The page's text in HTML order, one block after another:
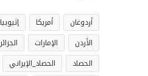
أردوغان أمريكا إثيوبيا
الأردن
الإمارات الجزائر
الحصاد
الحصاد_الإيراني